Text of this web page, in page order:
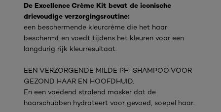
De Excellence Crème Kit bevat de iconische
drievoudige verzorgingsroutine:
een beschermende kleurcrème die het haar
beschermt en voedt tijdens het kleuren voor een
langdurig rijk kleurresultaat.
EEN VERZORGENDE MILDE PH-SHAMPOO VOOR
GEZOND HAAR EN HOOFDHUID.
En een voedend stralend masker dat de
haarschubben hydrateert voor gevoed, soepel haar.